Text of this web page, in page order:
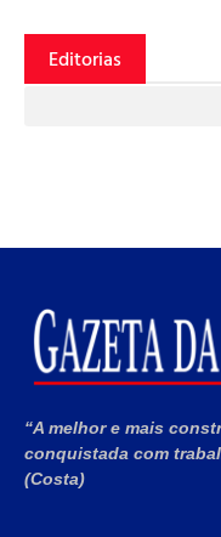
Editorias
“A melhor e mais
conquistada com
(Costa)